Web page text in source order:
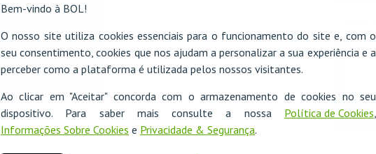
Bem-vindo à BOL!
O nosso site utiliza cookies essenciais para o funcionamento do site e, com o
seu consentimento, cookies que nos ajudam a personalizar a sua experiência e a
perceber como a plataforma é utilizada pelos nossos visitantes.
Ao clicar em "Aceitar" concorda com o armazenamento de cookies no seu
dispositivo. Para saber mais consulte a nossa Política de Cookies
Informações Sobre Cookies e Privacidade & Segurança.